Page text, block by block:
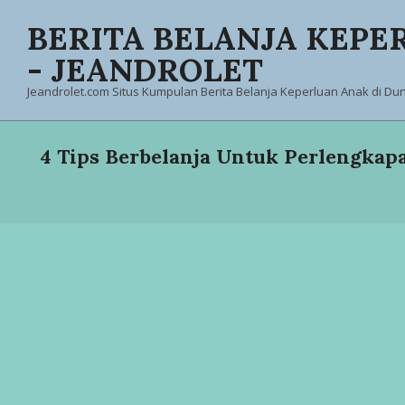
BERITA BELANJA
- JEANDROLET
Jeandrolet.com Situs Kumpulan Berita Belanja Keperluan Anak di
4 Tips Berbelanja Untuk